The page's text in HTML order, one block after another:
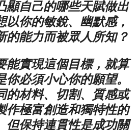
顯自己的哪些天賦做出
以你的敏銳、幽默感，
的能力而被眾人所知？
能實現這個目標，就算
必須小心你的願望。
的材料、切割、質感或
作極富創造和獨特性的
但保持連貫性是成功關